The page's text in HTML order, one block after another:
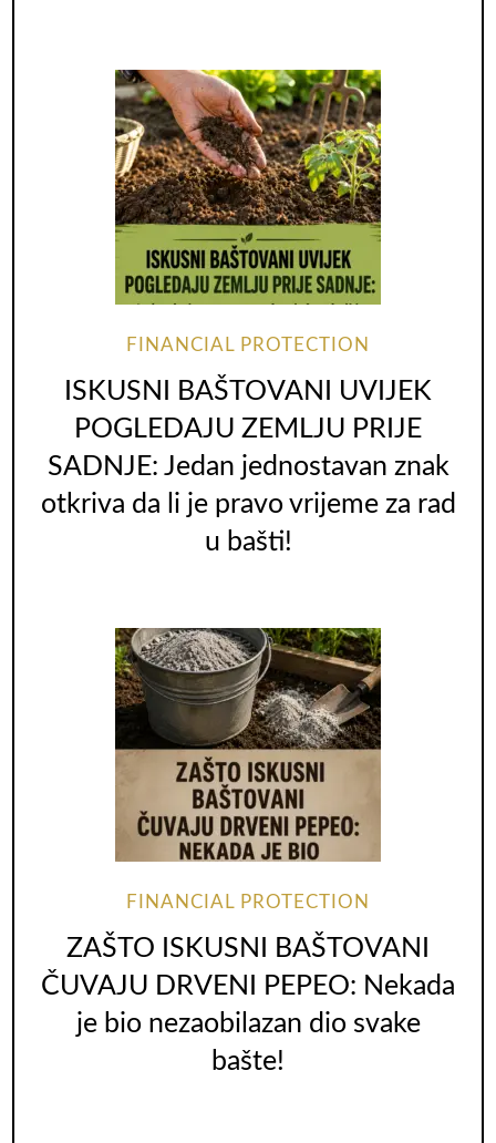
FINANCIAL PROTECTION
ISKUSNI BAŠTOVANI UVIJEK
POGLEDAJU ZEMLJU PRIJE
SADNJE: Jedan jednostavan znak
otkriva da li je pravo vrijeme za rad
u bašti!
FINANCIAL PROTECTION
ZAŠTO ISKUSNI BAŠTOVANI
ČUVAJU DRVENI PEPEO: Nekada
je bio nezaobilazan dio svake
bašte!